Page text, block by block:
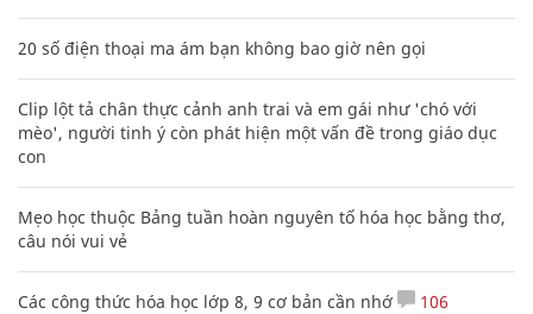
20 số điện thoại ma ám bạn không bao giờ nên gọi
Clip lột tả chân thực cảnh anh trai và em gái như 'chó với
mèo', người tinh ý còn phát hiện một vấn đề trong giáo dục
con
Mẹo học thuộc Bảng tuần hoàn nguyên tố hóa học bằng thơ,
câu nói vui vẻ
Các công thức hóa học lớp 8, 9 cơ bản cần nhớ 106